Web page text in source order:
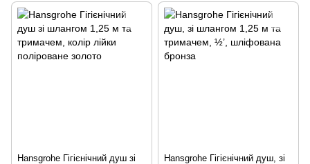
Hansgrohe Гігієнічний душ зі
Hansgrohe Гігієнічний душ, зі